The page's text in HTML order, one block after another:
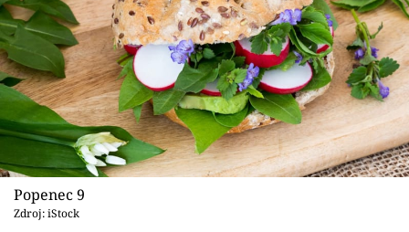
Popenec 9
Zdroj: iStock